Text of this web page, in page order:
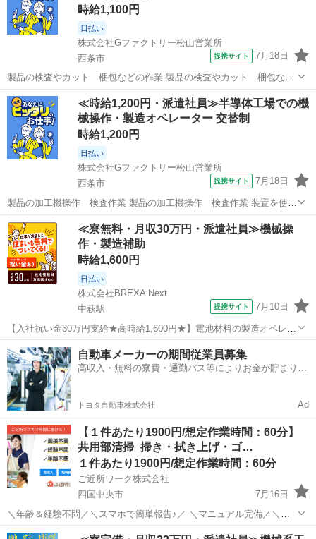
時給1,100円
日払い
株式会社Gファクトリー松山営業所
西条市
提携サイト 7月18日
製品の検査やカット 梱包などの作業 製品の検査やカット 梱包など
の作業 最先端の素材に触れよう 日勤のお仕事です！！ 装置を使って
不織布のラミネート加工、目視での外観検査、カット作業、念入りに
コロコロを使ってゴミ除去、梱包...
愛媛 西条市 その他
≪時給1,200円・派遣社員≫半導体工場での機
械操作・製造オペレーター 交替制
時給1,200円
日払い
株式会社Gファクトリー松山営業所
西条市
提携サイト 7月18日
製品の加工機操作 検査作業 製品の加工機操作 検査作業 装置を使っ
て不織布製品のプレス加工を行います（簡単） コロコロを使ってゴミ
を取るなど覚えやすい作業です！ 装置の操作はボタンひと押しなの
で、 操作未経験でもすぐに慣れ...
愛媛 西条市 その他
≪寮無料・月収30万円・派遣社員≫機械操
作・製造補助
時給1,600円
日払い
株式会社BREXA Next
中萩駅
提携サイト 7月10日
【入社祝い金30万円支給★高時給1,600円★】電池材料の製造オペレー
ター業務！資格・経験不要◎入社後に無料で資格取得も可能★寮費無
料！ワンルーム寮完備！《愛媛県新居浜市》 人気の工場のお仕事 ◇電
池材料の製造オペレーター...
愛媛 新居浜市 中萩駅 その他
自動車メーカーの期間従業員募集
高収入・無料の寮費・通勤バス等によりお金が貯まりや
トヨタ自動車株式会社 Ad
【１件あたり1900円/想定作業時間：60分】
共用部清掃_掃き・拭き上げ・ゴ…
１件あたり1900円/想定作業時間：60分
ご近所ワーク株式会社
四国中央市
7月16日
＼年齢＆経験不問／＼スマホで簡単報告♪／ ＼マニュアル完備／＼ス
キマ時間のお小遣い稼ぎにぴったり／ ※業務委託なので履歴書不要で
愛媛 四国中央市 その他